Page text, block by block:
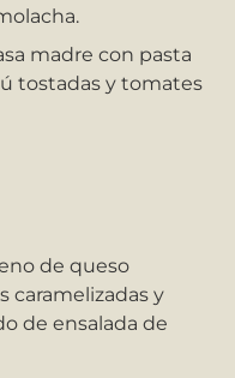
madre con pasta
tostadas y tomates
de queso
caramelizadas y
de ensalada de